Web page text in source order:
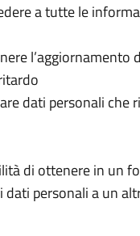
a tutte le
l’aggiornamento
dati personali che
di ottenere in un
personali a un